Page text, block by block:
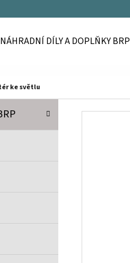
NÁHRADNÍ DÍLY A DOPLŇKY BRP
ke světlu